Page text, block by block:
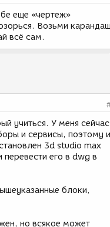
еще «чертеж»
Возьми
всё сам.
учиться. У меня сейчас
и сервисы, поэтому и
3d studio max
перевести его в dwg в
блоки,
но всякое может